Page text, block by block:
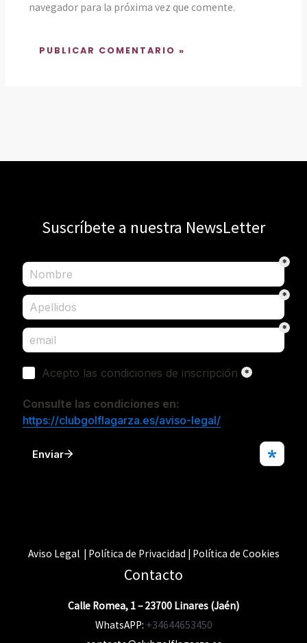
navegador para la próxima vez que comente.
Suscríbete a nuestra NewsLetter
Aviso Legal | Política de Privacidad | Política de Cookies
Contacto
Calle Romea, 1 – 23700 Linares (Jaén)
WhatsAPP: +34644653450